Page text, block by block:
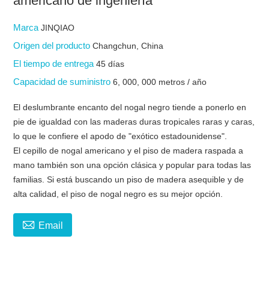
MarcaJINQIAO
Origen del productoChangchun, China
El tiempo de entrega45 días
Capacidad de suministro6, 000, 000 metros / año
El deslumbrante encanto del nogal negro tiende a ponerlo en
pie de igualdad con las maderas duras tropicales raras y caras,
lo que le confiere el apodo de "exótico estadounidense".
El cepillo de nogal americano y el piso de madera raspada a
mano también son una opción clásica y popular para todas las
familias. Si está buscando un piso de madera asequible y de
alta calidad, el piso de nogal negro es su mejor opción.
 Email